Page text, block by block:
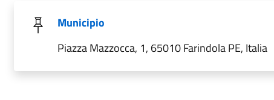
Municipio
Piazza Mazzocca, 1, 65010 Farindola PE, Italia